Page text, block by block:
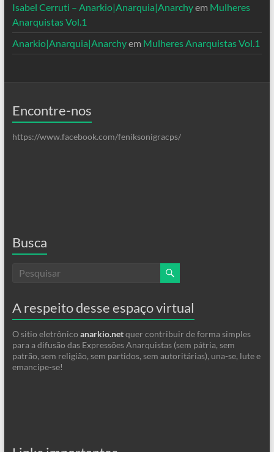
Isabel Cerruti – Anarkio|Anarquia|Anarchyem Mulheres
Anarquistas Vol.1
Anarkio|Anarquia|Anarchyem Mulheres Anarquistas Vol.1
Encontre-nos
https://www.facebook.com/feniksonigracps/
Busca
A respeito desse espaço virtual
O sitio eletrônico anarkio.netquer contribuir de forma simples
para a difusão das Expressões Anarquistas (sem pátria, sem
patrão, sem religião, sem partidos, sem autoritárias), una-se, lute e
emancipe-se!